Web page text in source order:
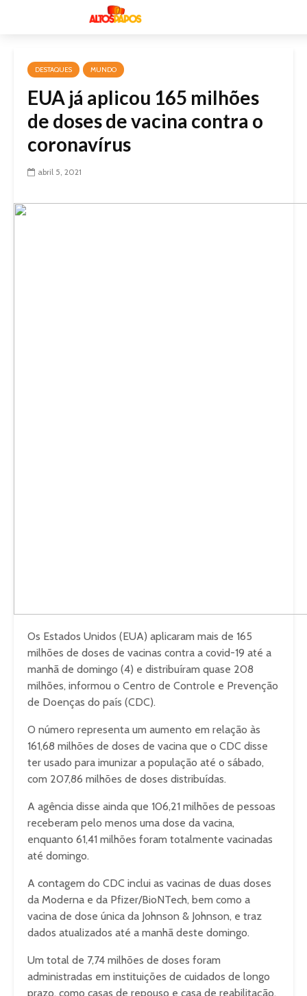
DESTAQUES MUNDO
EUA já aplicou 165 milhões
de doses de vacina contra o
coronavírus
abril 5, 2021
Os Estados Unidos (EUA) aplicaram mais de 165
milhões de doses de vacinas contra a covid-19 até a
manhã de domingo (4) e distribuíram quase 208
milhões, informou o Centro de Controle e Prevenção
de Doenças do país (CDC).
O número representa um aumento em relação às
161,68 milhões de doses de vacina que o CDC disse
ter usado para imunizar a população até o sábado,
com 207,86 milhões de doses distribuídas.
A agência disse ainda que 106,21 milhões de pessoas
receberam pelo menos uma dose da vacina,
enquanto 61,41 milhões foram totalmente vacinadas
até domingo.
A contagem do CDC inclui as vacinas de duas doses
da Moderna e da Pfizer/BioNTech, bem como a
vacina de dose única da Johnson & Johnson, e traz
dados atualizados até a manhã deste domingo.
Um total de 7,74 milhões de doses foram
administradas em instituições de cuidados de longo
prazo, como casas de repouso e casa de reabilitação,